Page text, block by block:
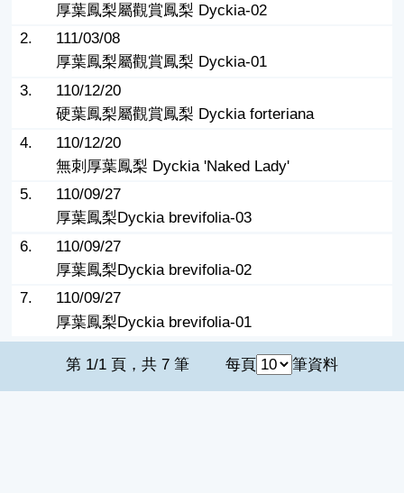
厚葉鳳梨屬觀賞鳳梨 Dyckia-02
2.
111/03/08
厚葉鳳梨屬觀賞鳳梨 Dyckia-01
3.
110/12/20
硬葉鳳梨屬觀賞鳳梨 Dyckia forteriana
4.
110/12/20
無刺厚葉鳳梨 Dyckia 'Naked Lady'
5.
110/09/27
厚葉鳳梨Dyckia brevifolia-03
6.
110/09/27
厚葉鳳梨Dyckia brevifolia-02
7.
110/09/27
厚葉鳳梨Dyckia brevifolia-01
第 1/1 頁，共 7 筆 每頁 筆資料